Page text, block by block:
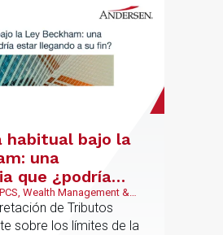
habitual bajo la
una
que ¿podría
a su fin?
Wealth Management &
de Tributos
sobre los límites de la